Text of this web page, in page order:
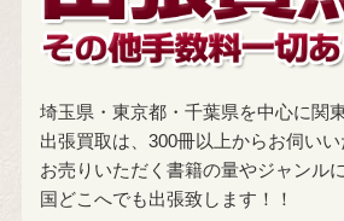
埼玉県・東京都・千葉県を中心に関
出張買取は、300冊以上からお伺いい
お売りいただく書籍の量やジャンル
国どこへでも出張致します！！